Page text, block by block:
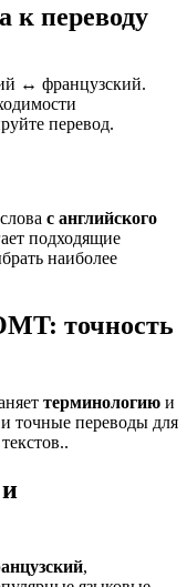
к переводу
↔ французский.
перевод.
с английского
подходящие
наиболее
точность
терминологию и
и точные переводы для
,